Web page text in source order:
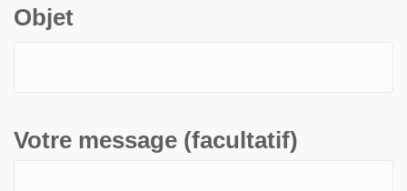
Objet
Votre message (facultatif)